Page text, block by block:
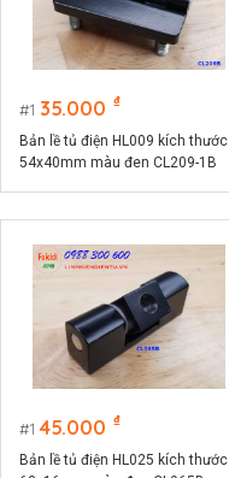
1 35.000 ₫
Bản lề tủ điện HL009 kích thước
54x40mm màu đen CL209-1B
1 45.000 ₫
Bản lề tủ điện HL025 kích thước